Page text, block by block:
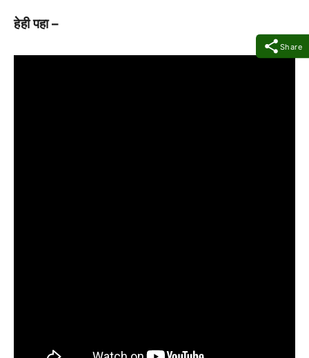
Share
हेही पहा –